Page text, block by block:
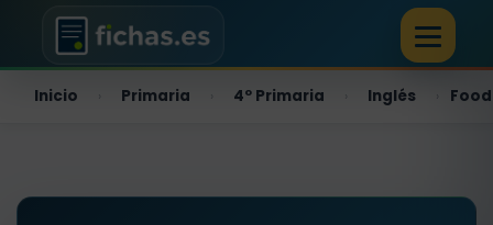
Inicio Primaria 4º Primaria Inglés